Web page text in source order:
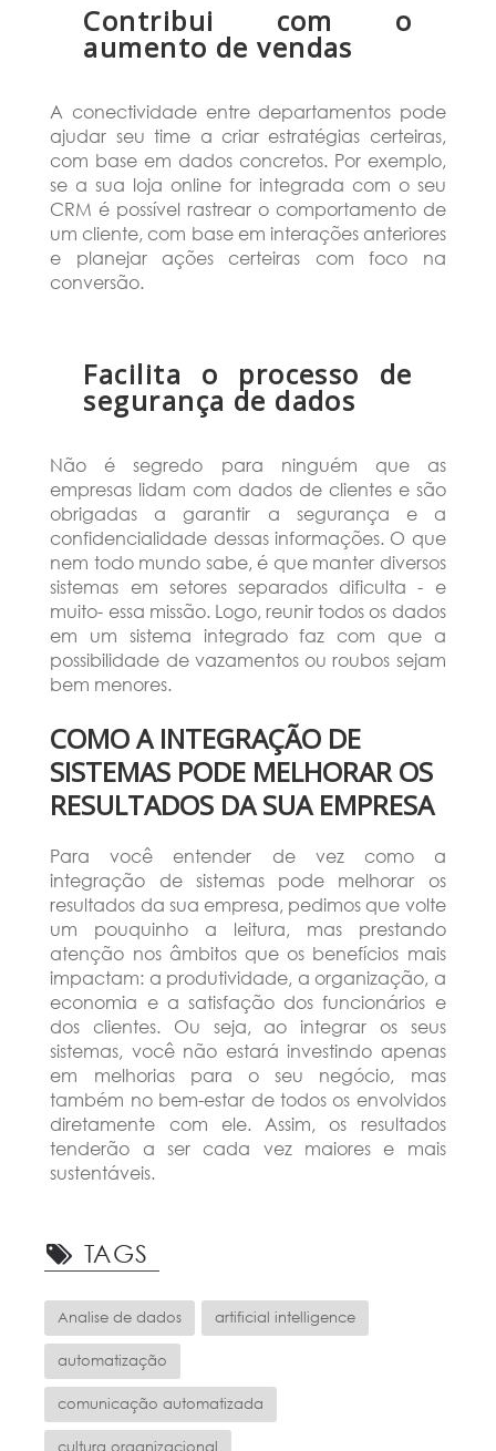
Contribui com o
aumento de vendas
A conectividade entre departamentos pode
ajudar seu time a criar estratégias certeiras,
com base em dados concretos. Por exemplo,
se a sua loja online for integrada com o seu
CRM é possível rastrear o comportamento de
um cliente, com base em interações anteriores
e planejar ações certeiras com foco na
conversão.
Facilita o processo de
segurança de dados
Não é segredo para ninguém que as
empresas lidam com dados de clientes e são
obrigadas a garantir a segurança e a
confidencialidade dessas informações. O que
nem todo mundo sabe, é que manter diversos
sistemas em setores separados dificulta - e
muito- essa missão. Logo, reunir todos os dados
em um sistema integrado faz com que a
possibilidade de vazamentos ou roubos sejam
bem menores.
COMO A INTEGRAÇÃO DE
SISTEMAS PODE MELHORAR OS
RESULTADOS DA SUA EMPRESA
Para você entender de vez como a
integração de sistemas pode melhorar os
resultados da sua empresa, pedimos que volte
um pouquinho a leitura, mas prestando
atenção nos âmbitos que os benefícios mais
impactam: a produtividade, a organização, a
economia e a satisfação dos funcionários e
dos clientes. Ou seja, ao integrar os seus
sistemas, você não estará investindo apenas
em melhorias para o seu negócio, mas
também no bem-estar de todos os envolvidos
diretamente com ele. Assim, os resultados
tenderão a ser cada vez maiores e mais
sustentáveis.
TAGS
Analise de dados artificial intelligence
automatização
comunicação automatizada
cultura organizacional